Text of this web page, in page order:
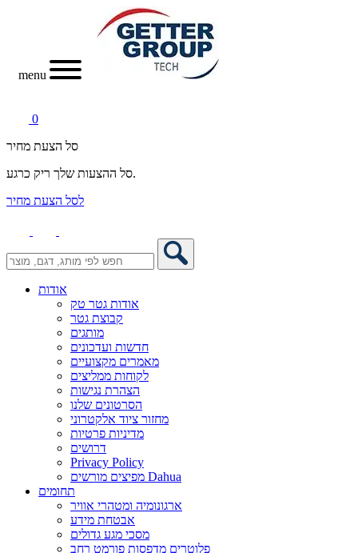
menu
0
סל הצעת מחיר
סל ההצעות שלך ריק כרגע.
לסל הצעת מחיר
אודות
אודות גטר טק
קבוצת גטר
מותגים
חדשות ועדכונים
מאמרים מקצועיים
לקוחות ממליצים
הצהרת נגישות
הסרטונים שלנו
מחזור ציוד אלקטרוני
מדיניות פרטיות
דרושים
Privacy Policy
מפיצים מורשים Dahua
תחומים
ארגונומיה ומטהרי אוויר
אבטחת מידע
מסכי מגע גדולים
פלוטרים מדפסות פורמט רחב